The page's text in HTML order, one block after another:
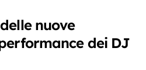
nuove
dei DJ